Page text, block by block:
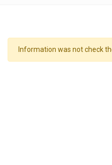
Information was not check